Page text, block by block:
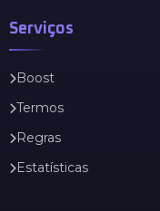
Serviços
Boost
Termos
Regras
Estatísticas